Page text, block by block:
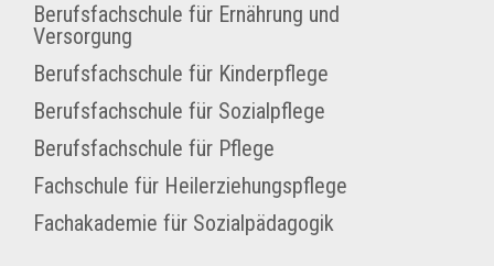
Berufsfachschule für Ernährung und
Versorgung
Berufsfachschule für Kinderpflege
Berufsfachschule für Sozialpflege
Berufsfachschule für Pflege
Fachschule für Heilerziehungspflege
Fachakademie für Sozialpädagogik